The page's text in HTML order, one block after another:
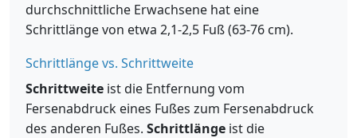
durchschnittliche Erwachsene hat eine
Schrittlänge von etwa 2,1-2,5 Fuß (63-76 cm).
Schrittlänge vs. Schrittweite
Schrittweite ist die Entfernung vom
Fersenabdruck eines Fußes zum Fersenabdruck
des anderen Fußes. Schrittlänge ist die